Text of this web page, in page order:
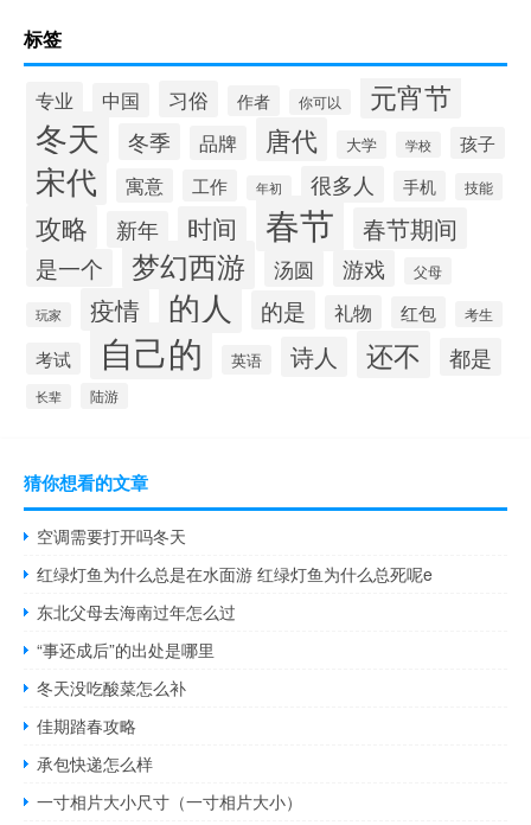
标签
专业 中国 习俗 作者 你可以 元宵节
冬天 冬季 品牌 唐代 大学 学校 孩子
宋代 寓意 工作 年初 很多人 手机 技能
攻略 新年 时间 春节 春节期间
是一个 梦幻西游 汤圆 游戏 父母
玩家 疫情 的人 的是 礼物 红包 考生
考试 自己的 英语 诗人 还不 都是
长辈 陆游
猜你想看的文章
空调需要打开吗冬天
红绿灯鱼为什么总是在水面游 红绿灯鱼为什么总死呢e
东北父母去海南过年怎么过
“事还成后”的出处是哪里
冬天没吃酸菜怎么补
佳期踏春攻略
承包快递怎么样
一寸相片大小尺寸（一寸相片大小）